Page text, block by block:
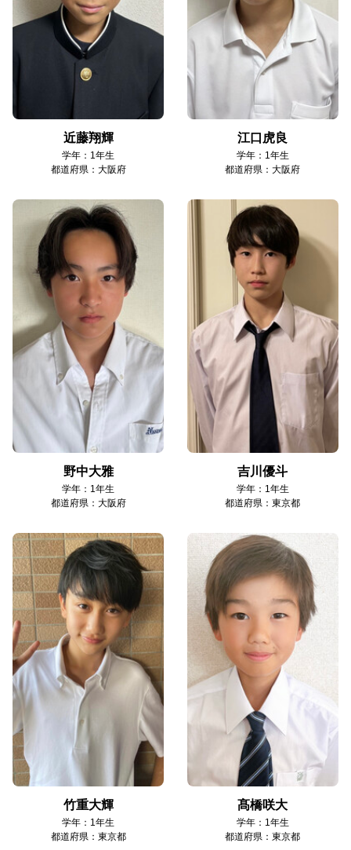
近藤翔輝
学年：1年生
都道府県：大阪府
江口虎良
学年：1年生
都道府県：大阪府
野中大雅
学年：1年生
都道府県：大阪府
吉川優斗
学年：1年生
都道府県：東京都
竹重大輝
学年：1年生
都道府県：東京都
髙橋咲大
学年：1年生
都道府県：東京都